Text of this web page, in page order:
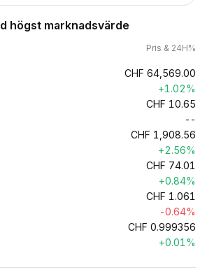
högst marknadsvärde
Pris & 24H%
CHF 64,569.00
+1.02%
CHF 10.65
--
CHF 1,908.56
+2.56%
CHF 74.01
+0.84%
CHF 1.061
-0.64%
CHF 0.999356
+0.01%